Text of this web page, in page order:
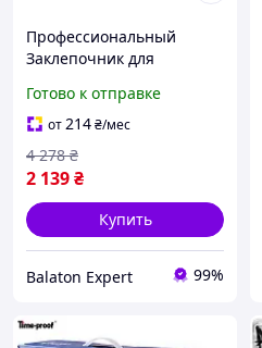
Профессиональный
Заклепочник для
MARPOL M49572
Двуручный заклепочник
M3-M12 410 мм Резцовый
клепка Mar-Pol
Готово к отправке
от214₴/мес
2 139₴
4 278 ₴
Купить
Balaton Expert 99%